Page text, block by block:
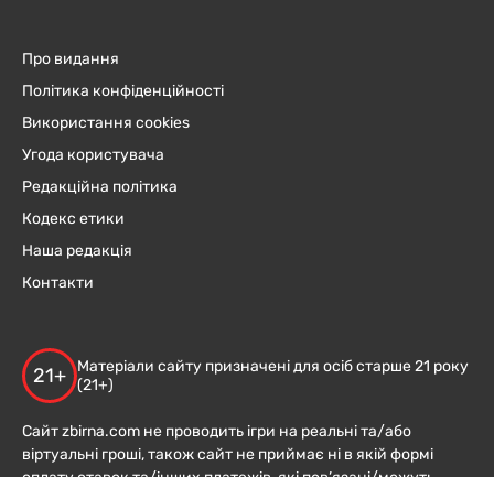
Про видання
Політика конфіденційності
Використання cookies
Угода користувача
Редакційна політика
Кодекс етики
Наша редакція
Контакти
21+
Матеріали сайту призначені для осіб старше 21 року
(21+)
Сайт zbirna.com не проводить ігри на реальні та/або
віртуальні гроші, також сайт не приймає ні в якій формі